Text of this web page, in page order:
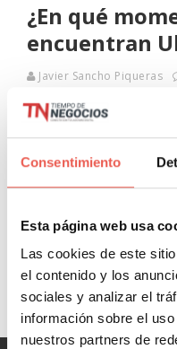
Consentimiento
Esta página web usa
Las cookies de este
el contenido y los
sociales y analizar el
información sobre el
nuestros partners de
¿En qué
encuentran
Javier Sancho Piqueras
Los modelos de
tal y como lo
habrías pensado en
Leer más